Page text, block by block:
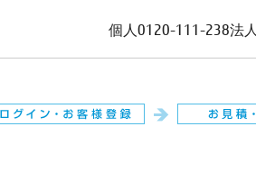
個人 0120-111-238法人